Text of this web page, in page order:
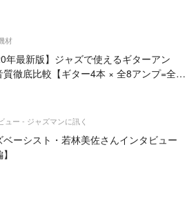
材
年最新版】ジャズで使えるギターアン
質徹底比較【ギター4本 × 全8アンプ=全32
ュー - ジャズマンに訊く
ベーシスト・若林美佐さんインタビュー